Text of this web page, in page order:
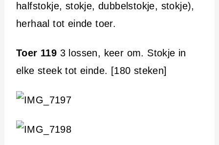
halfstokje, stokje, dubbelstokje, stokje),
herhaal tot einde toer.
Toer 119 3 lossen, keer om. Stokje in
elke steek tot einde. [180 steken]